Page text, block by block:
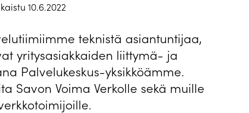
10.6.2022
teknistä asiantuntijaa,
yritysasiakkaiden liittymä- ja
Palvelukeskus-yksikköämme.
Savon Voima Verkolle sekä muille